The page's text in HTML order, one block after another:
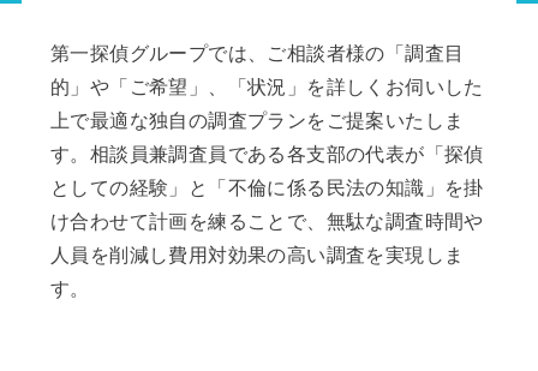
第一探偵グループでは、ご相談者様の「調査目
的」や「ご希望」、「状況」を詳しくお伺いした
上で最適な独自の調査プランをご提案いたしま
す。相談員兼調査員である各支部の代表が「探偵
としての経験」と「不倫に係る民法の知識」を掛
け合わせて計画を練ることで、無駄な調査時間や
人員を削減し費用対効果の高い調査を実現しま
す。